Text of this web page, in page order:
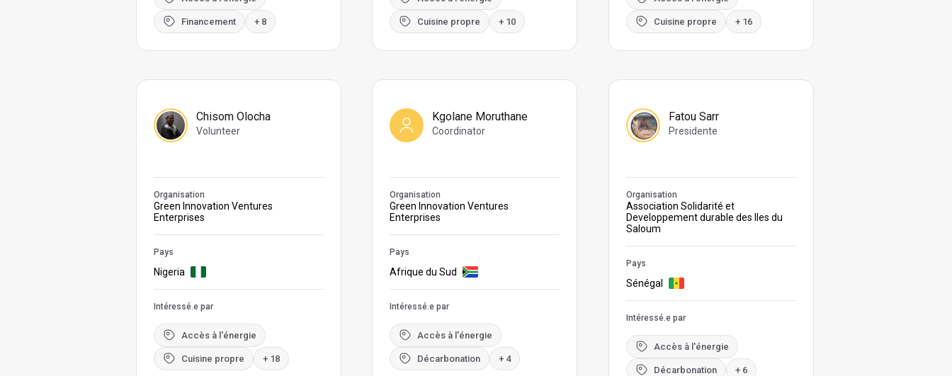
Financement + 8 Cuisine propre + 10 Cuisine propre + 16
Chisom Olocha
Volunteer
Organisation
Green Innovation Ventures
Enterprises
Pays
Nigeria
Intéressé.e par
Accès à l'énergie
Cuisine propre + 18
Kgolane Moruthane
Coordinator
Organisation
Green Innovation Ventures
Enterprises
Pays
Afrique du Sud
Intéressé.e par
Accès à l'énergie
Décarbonation + 4
Fatou Sarr
Presidente
Organisation
Association Solidarité et
Developpement durable des Iles du
Saloum
Pays
Sénégal
Intéressé.e par
Accès à l'énergie
Décarbonation + 6